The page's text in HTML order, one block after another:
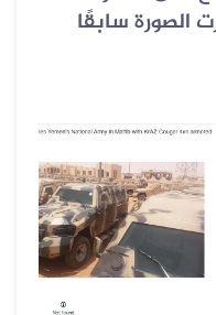
الصورة سابقًا